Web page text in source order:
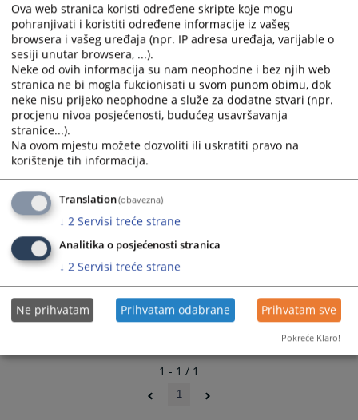
1 - 1 / 1
1
Ova web stranica koristi određene skripte koje mogu
pohranjivati i koristiti određene informacije iz vašeg
browsera i vašeg uređaja (npr. IP adresa uređaja, varijable o
sesiji unutar browsera, ...).
Neke od ovih informacija su nam neophodne i bez njih web
stranica ne bi mogla fukcionisati u svom punom obimu, dok
neke nisu prijeko neophodne a služe za dodatne stvari (npr.
procjenu nivoa posjećenosti, budućeg usavršavanja
stranice...).
Na ovom mjestu možete dozvoliti ili uskratiti pravo na
korištenje tih informacija.
Translation(obavezna)
↓ 2 Servisi treće strane
Analitika o posjećenosti stranica
↓ 2 Servisi treće strane
Ne prihvatam Prihvatam odabrane Prihvatam sve
Pokreće Klaro!